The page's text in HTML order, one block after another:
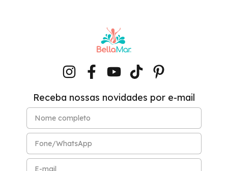
Receba nossas novidades por e-mail